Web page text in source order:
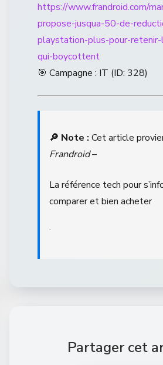
https://www.frandroid.com/
propose-jusqua-50-de-
playstation-plus-pour-
qui-boycottent
🎯 Campagne : IT (ID: 328)
🔎 Note : Cet article
Frandroid–
La référence tech pour
comparer et bien acheter
.
Partager cet